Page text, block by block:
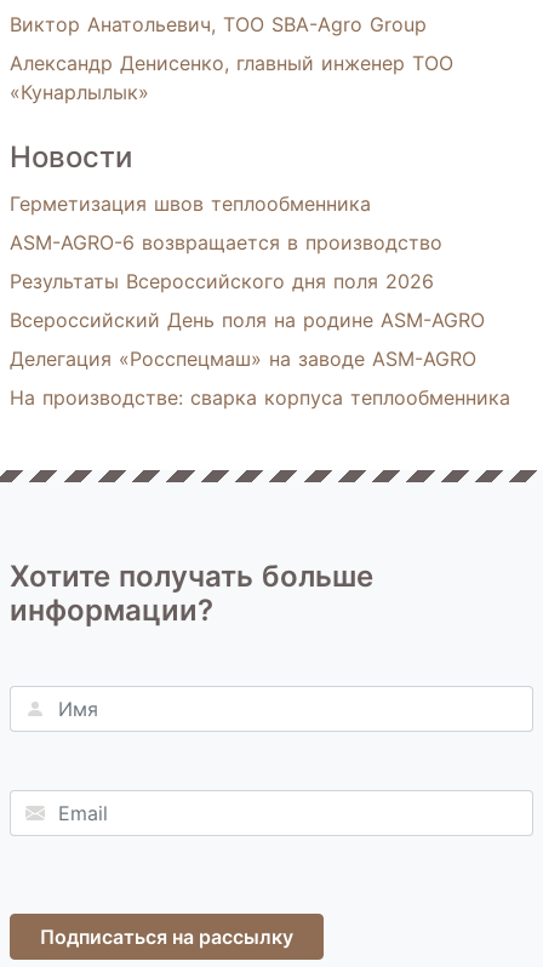
Виктор Анатольевич, ТОО SBA-Agro Group
Александр Денисенко, главный инженер ТОО
«Кунарлылык»
Новости
Герметизация швов теплообменника
ASM-AGRO-6 возвращается в производство
Результаты Всероссийского дня поля 2026
Всероссийский День поля на родине ASM-AGRO
Делегация «Росспецмаш» на заводе ASM-AGRO
На производстве: сварка корпуса теплообменника
Хотите получать больше
информации?
Подписаться на рассылку